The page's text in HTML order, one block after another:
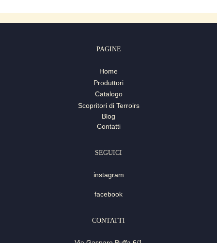
PAGINE
Home
Produttori
Catalogo
Scopritori di Terroirs
Blog
Contatti
SEGUICI
instagram
facebook
CONTATTI